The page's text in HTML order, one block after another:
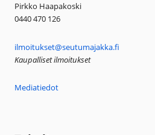
Pirkko Haapakoski
0440 470 126
ilmoitukset@seutumajakka.fi
Kaupalliset ilmoitukset
Mediatiedot